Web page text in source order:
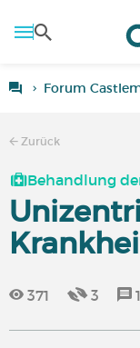
Forum
Zurück
Behandlung
371 3